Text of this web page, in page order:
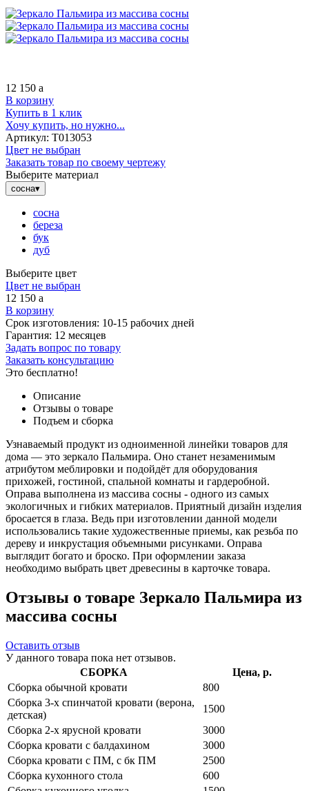
12 150 a
В корзину
Купить в 1 клик
Хочу купить, но нужно...
Артикул: Т013053
Цвет не выбран
Заказать товар по своему чертежу
Выберите материал
сосна▾
сосна
береза
бук
дуб
Выберите цвет
Цвет не выбран
12 150 a
В корзину
Срок изготовления: 10-15 рабочих дней
Гарантия: 12 месяцев
Задать вопрос по товару
Заказать консультацию
Это бесплатно!
Описание
Отзывы о товаре
Подъем и сборка
Узнаваемый продукт из одноименной линейки товаров для
дома — это зеркало Пальмира. Оно станет незаменимым
атрибутом меблировки и подойдёт для оборудования
прихожей, гостиной, спальной комнаты и гардеробной.
Оправа выполнена из массива сосны - одного из самых
экологичных и гибких материалов. Приятный дизайн изделия
бросается в глаза. Ведь при изготовлении данной модели
использовались такие художественные приемы, как резьба по
дереву и инкрустация объемными рисунками. Оправа
выглядит богато и броско. При оформлении заказа
необходимо выбрать цвет древесины в карточке товара.
Отзывы о товаре Зеркало Пальмира из
массива сосны
Оставить отзыв
У данного товара пока нет отзывов.
СБОРКА
Цена, р.
Сборка обычной кровати
800
Сборка 3-х спинчатой кровати (верона,
детская)
1500
Сборка 2-х ярусной кровати
3000
Сборка кровати с балдахином
3000
Сборка кровати с ПМ, с бк ПМ
2500
Сборка кухонного стола
600